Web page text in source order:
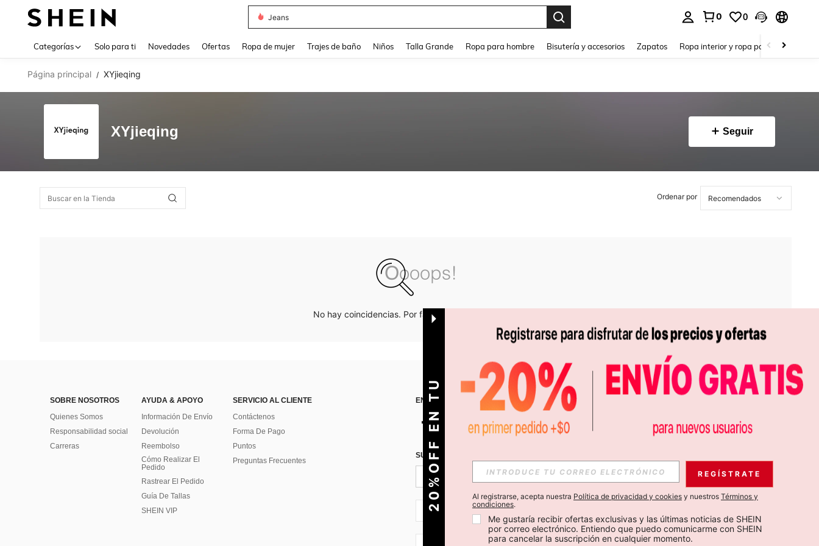
Jeans
0 0
Categorías Solo para ti Novedades Ofertas Ropa de mujer Trajes de baño Niños Talla Grande Ropa para hombre Bisutería y accesorios Zapatos Ropa interior y ropa para dormir
Página principal / XYjieqing
XYjieqing Seguir
Ordenar por
No hay coincidencias. Por favor inténtalo de nuevo.
SOBRE NOSOTROS
Quienes Somos
Responsabilidad social
Carreras
AYUDA & APOYO
Información De Envío
Devolución
Reembolso
Cómo Realizar El
Pedido
Rastrear El Pedido
Guía De Tallas
SHEIN VIP
SERVICIO AL CLIENTE
Contáctenos
Forma De Pago
Puntos
Preguntas Frecuentes
ENCUÉNTRANOS EN APP
SUSCRÍBETE PARA RECIBIR OFERTAS EXCLUSIVAS, PROMOCIONES Y NOTICIAS DE SHEIN
Suscribir
CL + 56
2
0
%
O
F
F
E
N
T
U
P
R
I
M
E
R
P
E
D
I
D REGÍSTRATE
Al registrarse, acepta nuestra Política de privacidad y cookies y nuestros Términos y
condiciones.
Me gustaría recibir ofertas exclusivas y las últimas noticias de SHEIN
por correo electrónico. Entiendo que puedo comunicarme con SHEIN
para cancelar la suscripción en cualquier momento.